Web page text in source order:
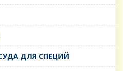
ДЛЯ СПЕЦИЙ